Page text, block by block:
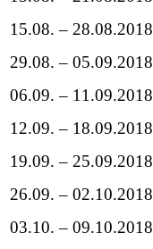
15.08. – 28.08.2018
29.08. – 05.09.2018
06.09. – 11.09.2018
12.09. – 18.09.2018
19.09. – 25.09.2018
26.09. – 02.10.2018
03.10. – 09.10.2018